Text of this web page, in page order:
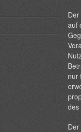
auf
nur
des